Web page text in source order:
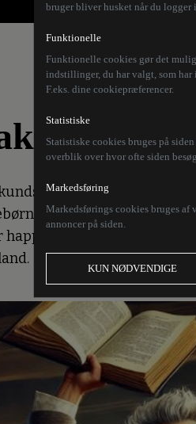
bruger bliver husket når du logger
Funktionelle
Funktionelle cookies gør det
indstillinger, du har valgt, som har
F.eks. dine cookiepræferencer.
Statistiske
Statistiske cookies bruges på
overblik over hvor ofte siden
Markedsføring
Markedsførings cookies bruges af
annoncer på siden.
KUN NØDVENDIGE
English
så holder de
Og helt generelt, når
happy med, at engelsk er